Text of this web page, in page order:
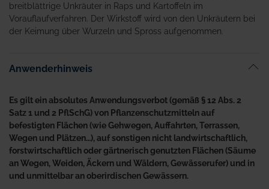
breitblättrige Unkräuter in Raps und Kartoffeln im
Vorauflaufverfahren. Der Wirkstoff wird von den Unkräutern bei
der Keimung über Wurzeln und Spross aufgenommen.
Anwenderhinweis
Es gilt ein absolutes Anwendungsverbot (gemäß § 12 Abs. 2
Satz 1 und 2 PflSchG) von Pflanzenschutzmitteln auf
befestigten Flächen (wie Gehwegen, Auffahrten, Terrassen,
Wegen und Plätzen…), auf sonstigen nicht landwirtschaftlich,
forstwirtschaftlich oder gärtnerisch genutzten Flächen (Säume
an Wegen, Weiden, Äckern und Wäldern, Gewässerufer) und in
und unmittelbar an oberirdischen Gewässern.